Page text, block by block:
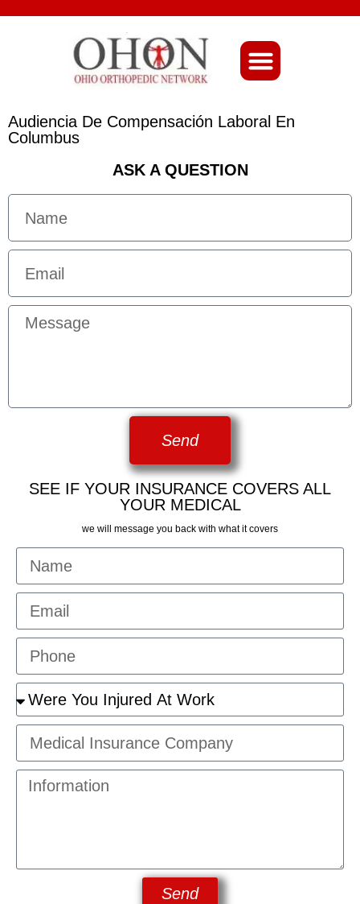
Audiencia De Compensación Laboral En
Columbus
ASK A QUESTION
Send
SEE IF YOUR INSURANCE COVERS ALL
YOUR MEDICAL
we will message you back with what it covers
Send